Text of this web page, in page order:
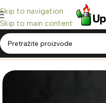
Skip to navigation
Skip to main content
Home/ ST Dupont Upaljači